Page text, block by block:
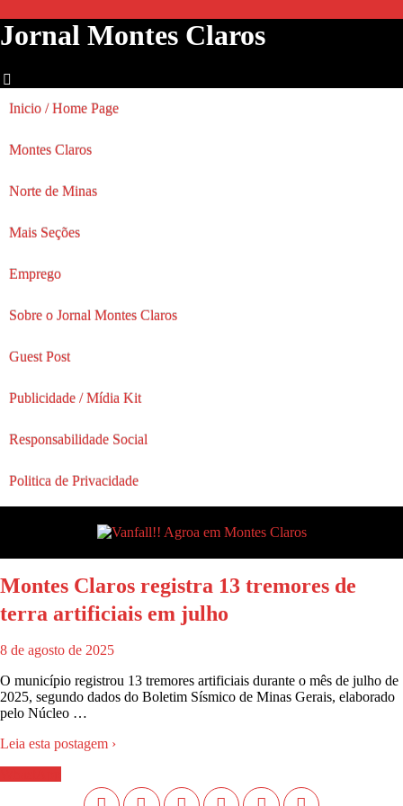
Jornal Montes Claros
Inicio / Home Page
Montes Claros
Norte de Minas
Mais Seções
Emprego
Sobre o Jornal Montes Claros
Guest Post
Publicidade / Mídia Kit
Responsabilidade Social
Politica de Privacidade
Montes Claros registra 13 tremores de
terra artificiais em julho
8 de agosto de 2025
O município registrou 13 tremores artificiais durante o mês de julho de
2025, segundo dados do Boletim Sísmico de Minas Gerais, elaborado
pelo Núcleo …
Leia esta postagem ›